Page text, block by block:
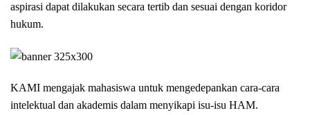
aspirasi dapat dilakukan secara tertib dan sesuai dengan koridor
hukum.
KAMI mengajak mahasiswa untuk mengedepankan cara-cara
intelektual dan akademis dalam menyikapi isu-isu HAM.